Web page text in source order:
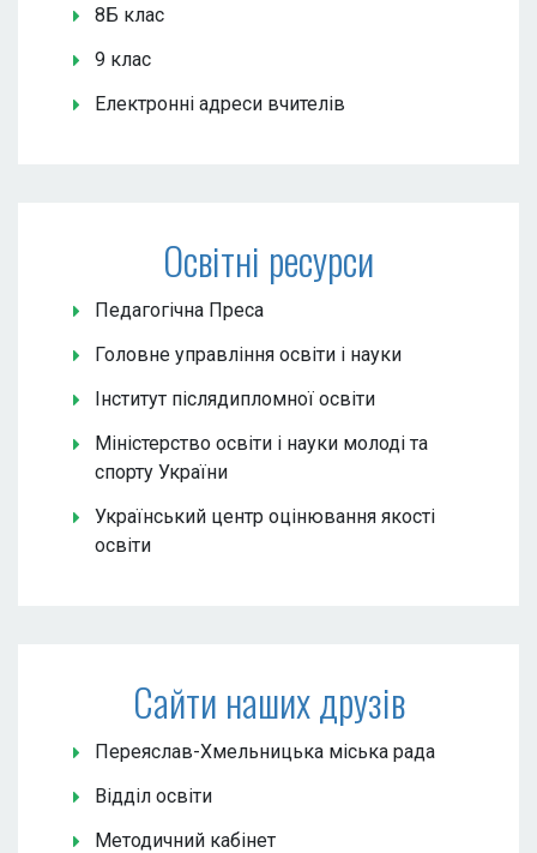
8Б клас
9 клас
Електронні адреси вчителів
Освітні ресурси
Педагогічна Преса
Головне управління освіти і науки
Інститут післядипломної освіти
Міністерство освіти і науки молоді та
спорту України
Український центр оцінювання якості
освіти
Сайти наших друзів
Переяслав-Хмельницька міська рада
Відділ освіти
Методичний кабінет